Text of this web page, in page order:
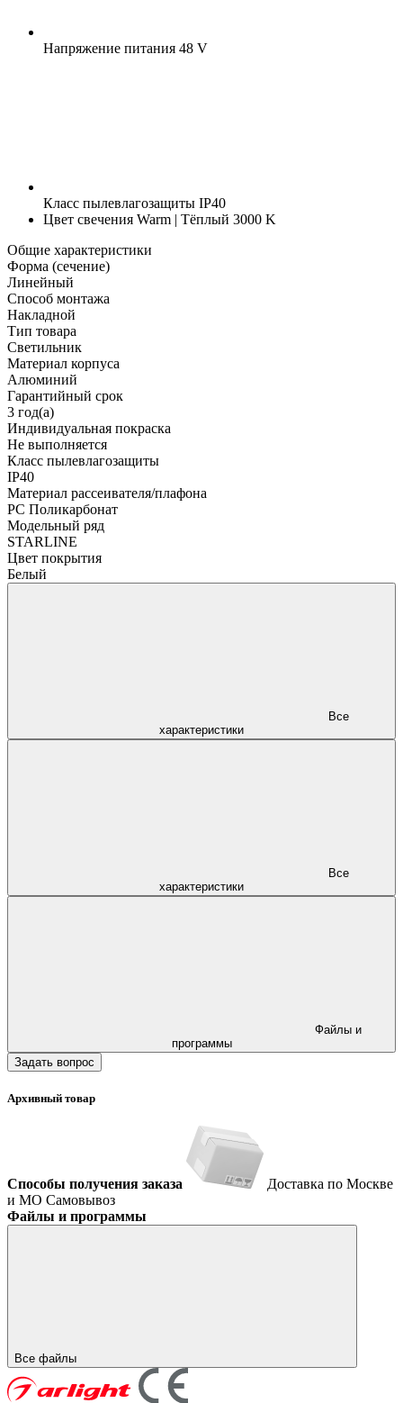
Напряжение питания 48 V
Класс пылевлагозащиты IP40
Цвет свечения Warm | Тёплый 3000 K
Общие характеристики
Форма (сечение)
Линейный
Способ монтажа
Накладной
Тип товара
Светильник
Материал корпуса
Алюминий
Гарантийный срок
3 год(а)
Индивидуальная покраска
Не выполняется
Класс пылевлагозащиты
IP40
Материал рассеивателя/плафона
PC Поликарбонат
Модельный ряд
STARLINE
Цвет покрытия
Белый
характеристики
характеристики
программы
Задать вопрос
Архивный товар
Способы получения заказа
Доставка по Москве
и МО Самовывоз
Файлы и программы
Все файлы